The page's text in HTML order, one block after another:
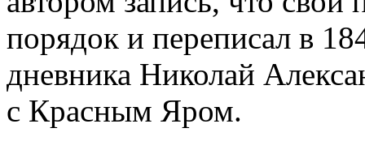
порядок и переписал в
дневника Николай
с Красным Яром.